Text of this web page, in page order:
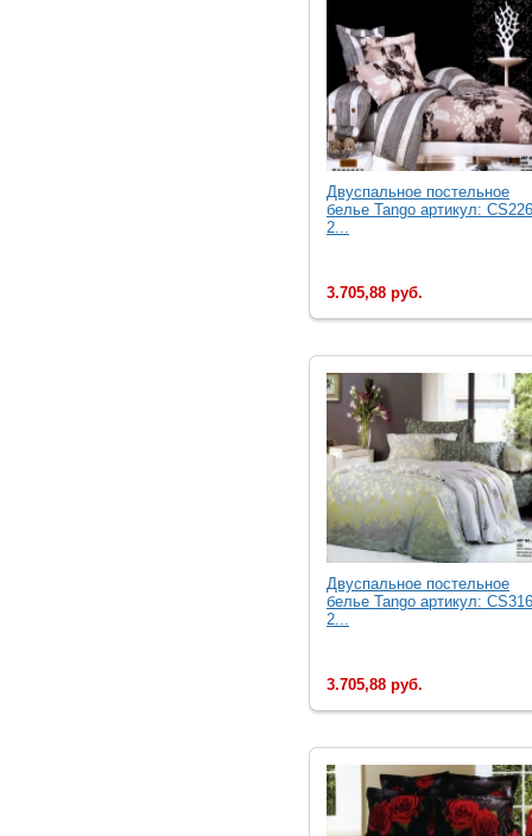
Двуcпальное постельное
белье Tango артикул:
2...
3.705,88 руб.
Двуcпальное постельное
белье Tango артикул:
2...
3.705,88 руб.